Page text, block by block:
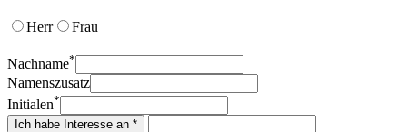
Herr Frau
Nachname*
Namenszusatz
Initialen*
Ich habe Interesse an *